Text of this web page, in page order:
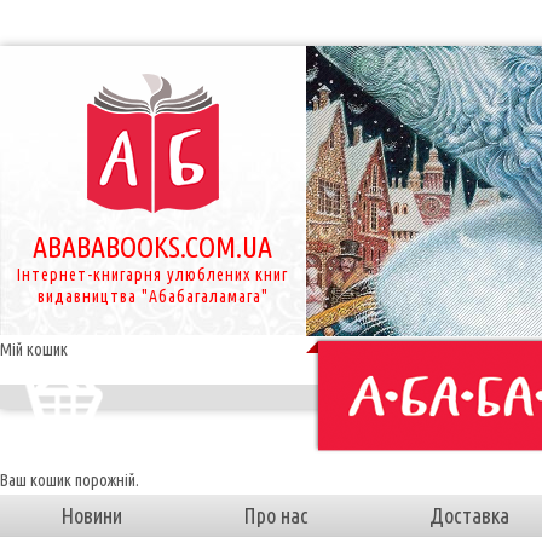
ABABABOOKS.COM.UA
Інтернет-книгарня улюблених книг
видавництва "Абабагаламага"
Мій кошик
Ваш кошик порожній.
Новини Про нас Доставка